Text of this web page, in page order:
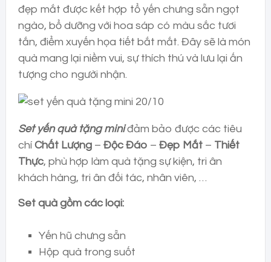
đẹp mắt được kết hợp tổ yến chưng sẵn ngọt
ngào, bổ dưỡng với hoa sáp có màu sắc tươi
tắn, điểm xuyến họa tiết bắt mắt. Đây sẽ là món
quà mang lại niềm vui, sự thích thú và lưu lại ấn
tượng cho người nhận.
Set yến quà tặng miniđảm bảo được các tiêu
chí Chất Lượng – Độc Đáo – Đẹp Mắt – Thiết
Thực, phù hợp làm quà tặng sự kiện, tri ân
khách hàng, tri ân đối tác, nhân viên, …
Set quà gồm các loại:
Yến hũ chưng sẵn
Hộp quà trong suốt